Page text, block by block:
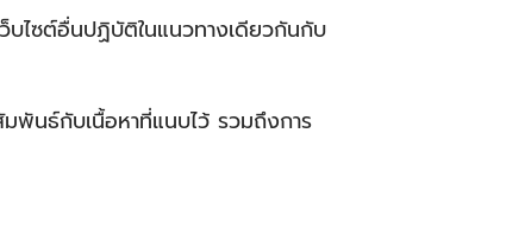
บไซต์อื่นปฏิบัติในแนวทางเดียวกันกับ
พันธ์กับเนื้อหาที่แนบไว้ รวมถึงการ